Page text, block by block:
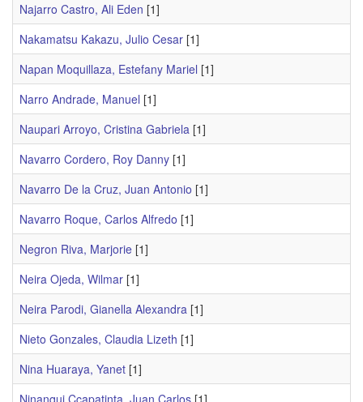
Najarro Castro, Ali Eden [1]
Nakamatsu Kakazu, Julio Cesar [1]
Napan Moquillaza, Estefany Mariel [1]
Narro Andrade, Manuel [1]
Naupari Arroyo, Cristina Gabriela [1]
Navarro Cordero, Roy Danny [1]
Navarro De la Cruz, Juan Antonio [1]
Navarro Roque, Carlos Alfredo [1]
Negron Riva, Marjorie [1]
Neira Ojeda, Wilmar [1]
Neira Parodi, Gianella Alexandra [1]
Nieto Gonzales, Claudia Lizeth [1]
Nina Huaraya, Yanet [1]